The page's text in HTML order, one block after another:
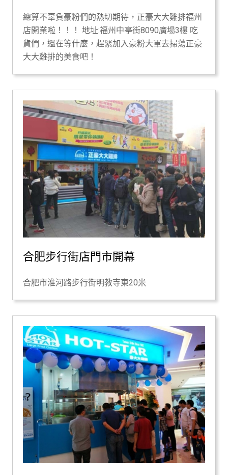
總算不辜負豪粉們的熱切期待，正豪大大雞排福州
店開業啦！！！ 地址:福州中亭街8090廣場3樓 吃
貨們，還在等什麼，趕緊加入豪粉大軍去掃蕩正豪
大大雞排的美食吧！
合肥步行街店門市開幕
合肥市淮河路步行街明教寺東20米